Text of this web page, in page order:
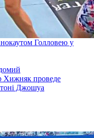
Голловею у
Хижняк проведе
Джошуа